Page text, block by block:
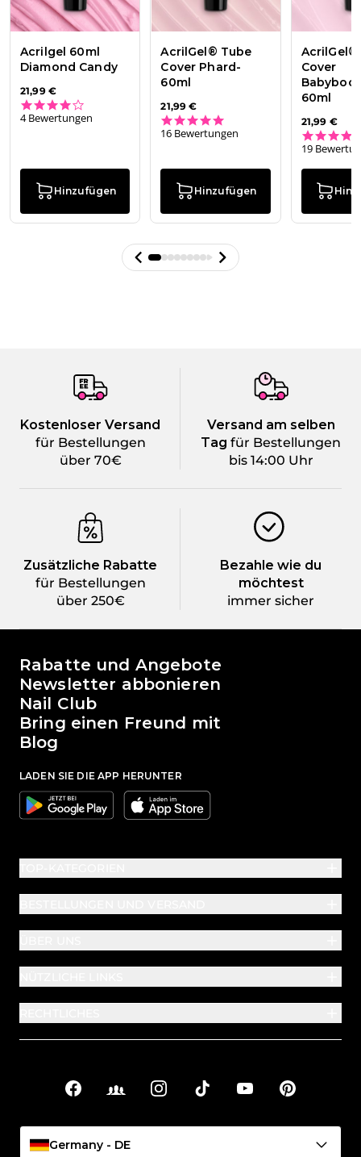
Acrilgel 60ml
Diamond Candy
21,99 €
4 Bewertungen
Hinzufügen
AcrilGel® Tube
Cover Phard-
60ml
21,99 €
16 Bewertungen
Hinzufügen
AcrilGel®
Cover
60ml
21,99 €
19
Kostenloser Versand
für Bestellungen
über 70€
Versand am selben
Tag für Bestellungen
bis 14:00 Uhr
Zusätzliche Rabatte
für Bestellungen
über 250€
Bezahle wie du
möchtest
immer sicher
Die Welt von Passione Beauty
Rabatte und Angebote
Newsletter abbonieren
Nail Club
Bring einen Freund mit
Blog
LADEN SIE DIE APP HERUNTER
Google Apple
Soziale Links
FacebookFacebook Groups
InstagramTikTok YouTubePinterest
Germany - DE